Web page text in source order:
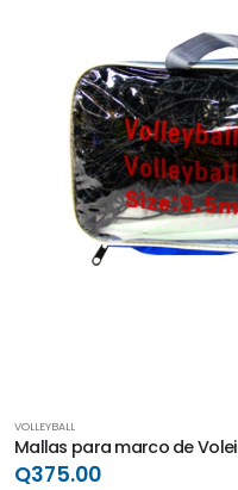
VOLLEYBALL
Mallas para marco de Volei
Q375.00